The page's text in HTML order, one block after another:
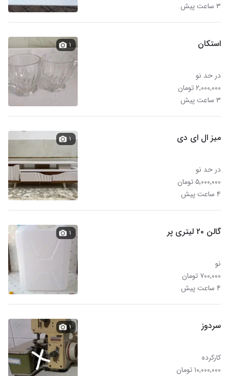
۳ ساعت پیش
استکان
در حد نو
۲,۰۰۰,۰۰۰ تومان
۳ ساعت پیش
۱
میز ال ای دی
در حد نو
۵,۰۰۰,۰۰۰ تومان
۴ ساعت پیش
۱
گالن ۲۰ لیتری پر
نو
۷۰۰,۰۰۰ تومان
۴ ساعت پیش
۱
سردوز
کارکرده
۱۰,۰۰۰,۰۰۰ تومان
۱